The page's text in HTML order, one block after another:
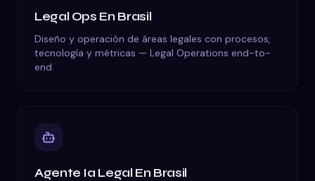
Legal Ops En Brasil
Diseño y operación de áreas legales con procesos,
tecnología y métricas — Legal Operations end-to-
end.
Agente Ia Legal En Brasil